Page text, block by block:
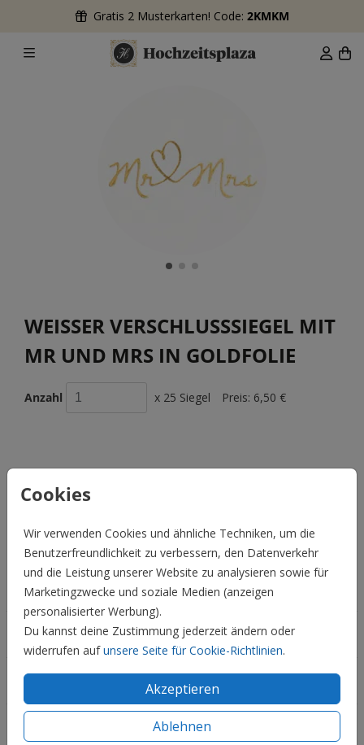
Gratis 2 Musterkarten! Code: 2KMKM
Cookies
Wir verwenden Cookies und ähnliche Techniken, um die
Benutzerfreundlichkeit zu verbessern, den Datenverkehr
und die Leistung unserer Website zu analysieren sowie für
Marketingzwecke und soziale Medien (anzeigen
personalisierter Werbung).
Du kannst deine Zustimmung jederzeit ändern oder
widerrufen aufunsere Seite für Cookie-Richtlinien.
Akzeptieren
Ablehnen
WEISSER VERSCHLUSSSIEGEL MIT M
R UND MRS IN GOLDFOLIE
Anzahl x 25 Siegel Preis: 6,50 €
Runder, weißer Verschlusssiegel mit goldenem Schriftzug.
Preis:6,50 € für 25 Siegel
Hochzeit
Familie & Feiertage
Informationen